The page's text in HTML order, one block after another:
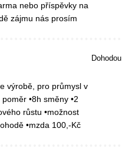
nebo příspěvky na
zájmu nás prosím
výrobě, pro průmysl v
•8h směny •2
růstu •možnost
•mzda 100,-Kč
Dohodou